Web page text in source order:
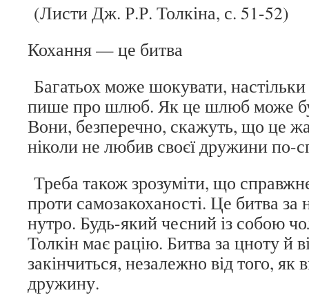
(Листи Дж. Р.Р. Толкіна, с. 51-52)
Кохання — це битва
Багатьох може шокувати, настільки
пише про шлюб. Як це шлюб може
Вони, безперечно, скажуть, що це
ніколи не любив своєї дружини
Треба також зрозуміти, що
проти самозакоханості. Це битва за
нутро. Будь-який чесний із собою
Толкін має рацію. Битва за цноту й
закінчиться, незалежно від того, як
дружину.